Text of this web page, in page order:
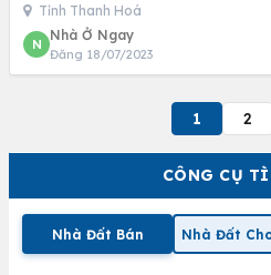
CÔNG CỤ
Nhà Đất Bán Nhà Đất
Tỉnh Thanh Hoá
N
Nhà Ở Ngay
Đăng 18/07/2023
1 2